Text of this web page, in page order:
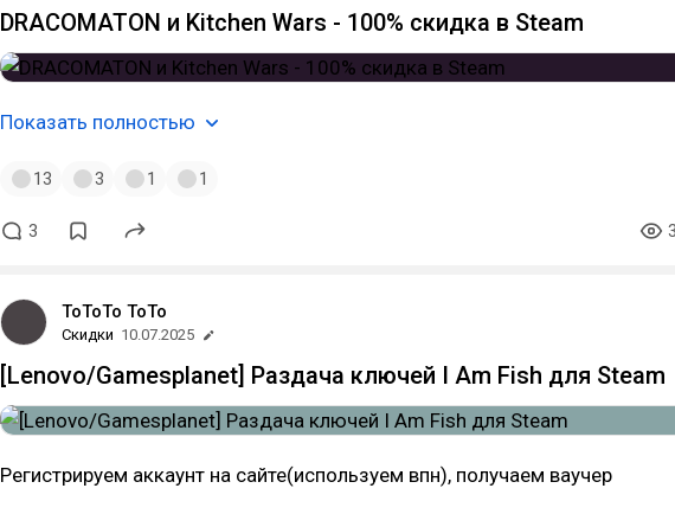
DRACOMATON и Kitchen Wars - 100% скидка в Steam
Показать полностью
13 3 1 1
3
ToToTo ToTo
Скидки 10.07.2025
[Lenovo/Gamesplanet] Раздача ключей I Am Fish для Steam
Регистрируем аккаунт на сайте(используем впн), получаем ваучер